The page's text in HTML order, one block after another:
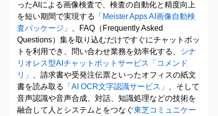
ったAIによる画像検査で、検査の自動化と精度向上
を短い期間で実現する
「Meister Apps AI画像自動検
査パッケージ」
、FAQ（Frequently Asked
Questions）集を取り込むだけですぐにチャットボッ
トを利用でき、問い合わせ業務を効率化する、
シナ
リオレス型AIチャットボットサービス「コメンド
リ」
、請求書や受発注伝票といったオフィスの紙文
書を読み取る
「AI OCR文字認識サービス」
、そして
音声認識や音声合成、対話、知識処理などの技術を
融合して人とシステムとをつなぐ東芝コミュニケー